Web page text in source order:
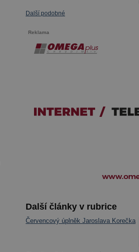
Další podobné
Reklama
Další články v rubrice
Červencový úplněk Jaroslava Korečka